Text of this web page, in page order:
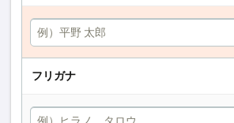
フリガナ